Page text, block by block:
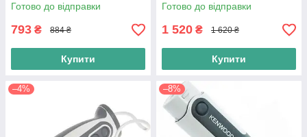
Готово до відправки
793 ₴ 884 ₴
Купити
Готово до відправки
1 520 ₴ 1 620 ₴
Купити
–4% –8%